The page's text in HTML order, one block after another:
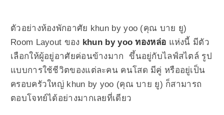
ตัวอย่างห้องพักอาศัย khun by yoo (คุณ บาย ยู)
Room Layout ของ khun by yoo ทองหล่อ แห่งนี้ มีตัว
เลือกให้ผู้อยู่อาศัยค่อนข้างมาก ขึ้นอยู่กับไลฟ์สไตล์ รูป
แบบการใช้ชีวิตของแต่ละคน คนโสด มีคู่ หรืออยู่เป็น
ครอบครัวใหญ่ khun by yoo (คุณ บาย ยู) ก็สามารถ
ตอบโจทย์ได้อย่างมากเลยที่เดียว